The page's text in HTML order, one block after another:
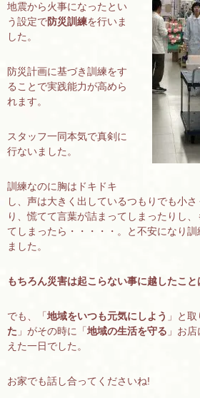
地震から火事になったとい
う設定で防災訓練を行いま
した。
防災計画に基づき訓練をす
ることで実践能力が高めら
れます。
スタッフ一同本気で真剣に
行ないました。
訓練なのに胸はドキドキ
し、声は大きく出しているつもりでも小
り、慌てて言葉が詰まってしまったりし
てしまったら・・・・・。と不安になり訓
ました。
もちろん災害は起こらない事に越したこ
でも、「地域をいつも元気にしよう 」と
た 」がその時に「地域の生活を守る 」お
えた一日でした。
お家でも話し合ってくださいね!